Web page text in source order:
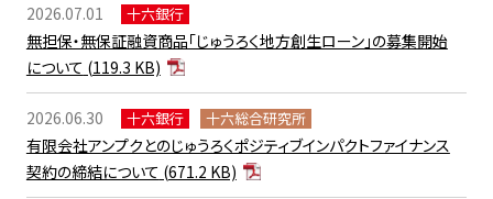
2026.07.01 十六銀行
無担保・無保証融資商品「じゅうろく地方創生ローン」の募集開始
について (119.3 KB)
2026.06.30 十六銀行 十六総合研究所
有限会社アンプクとのじゅうろくポジティブインパクトファイナンス
契約の締結について (671.2 KB)